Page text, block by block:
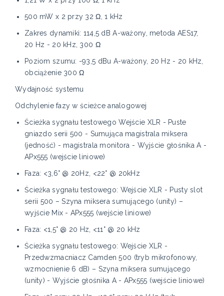
500 mW x 2 przy 32 Ω, 1 kHz
Zakres dynamiki: 114,5 dB A-ważony, metoda AES17,
20 Hz - 20 kHz, 300 Ω
Poziom szumu: -93,5 dBu A-ważony, 20 Hz - 20 kHz,
obciążenie 300 Ω
Wydajność systemu
Odchylenie fazy w ścieżce analogowej
Ścieżka sygnału testowego Wejście XLR - Puste
gniazdo serii 500 - Sumująca magistrala miksera
(jedność) - magistrala monitora - Wyjście głośnika A -
APx555 (wejście liniowe)
Faza: <3,6° @ 20Hz, <22° @ 20kHz
Ścieżka sygnału testowego: Wejście XLR - Pusty slot
serii 500 – Szyna miksera sumującego (unity) –
wyjście Mix - APx555 (wejście liniowe)
Faza: <1,5° @ 20 Hz, <11° @ 20 kHz
Ścieżka sygnału testowego: Wejście XLR -
Przedwzmacniacz Camden 500 (tryb mikrofonowy,
wzmocnienie 6 dB) – Szyna miksera sumującego
(unity) - Wyjście głośnika A - APx555 (wejście liniowe)